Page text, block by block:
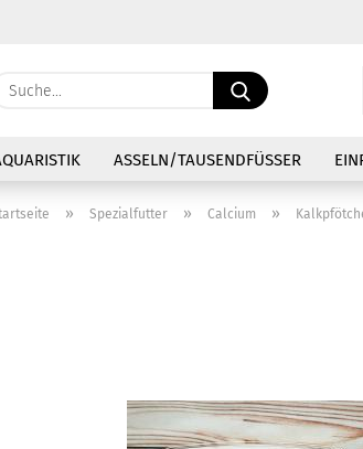
Suche...
ASSELN/TAUSENDFÜSSER
» Spezialfutter » Calcium »